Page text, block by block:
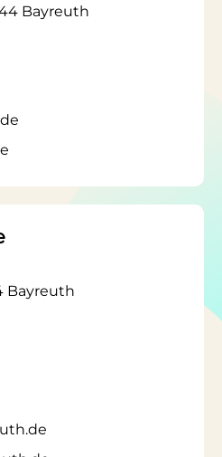
Bayreuth
Bayreuth